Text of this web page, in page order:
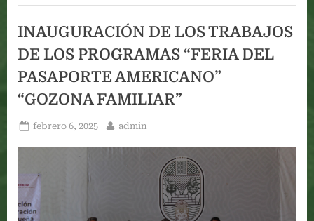
EN
MUNICIPIO
DE
SANTA
MARÍA
INAUGURACIÓN DE LOS TRABAJOS
DE LOS PROGRAMAS “FERIA DEL
PASAPORTE AMERICANO”
“GOZONA FAMILIAR”
Posted
febrero 6, 2025 By
admin